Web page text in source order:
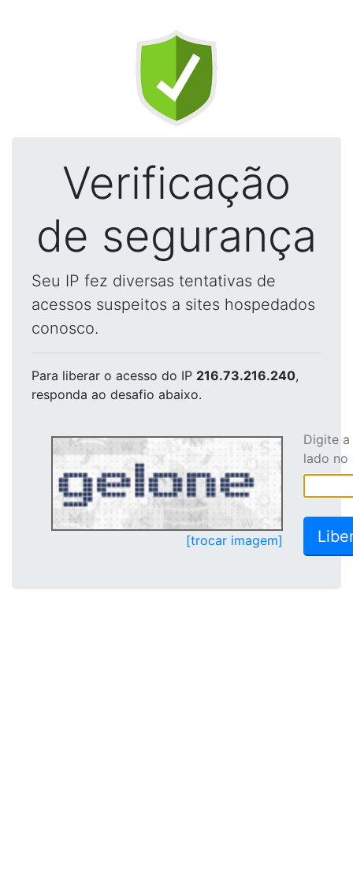
Verificação
de segurança
Seu IP fez diversas tentativas de
acessos suspeitos a sites hospedados
conosco.
Para liberar o acesso do IP 216.73.216.240,
responda ao desafio abaixo.
[trocar imagem]
Digite
lado no